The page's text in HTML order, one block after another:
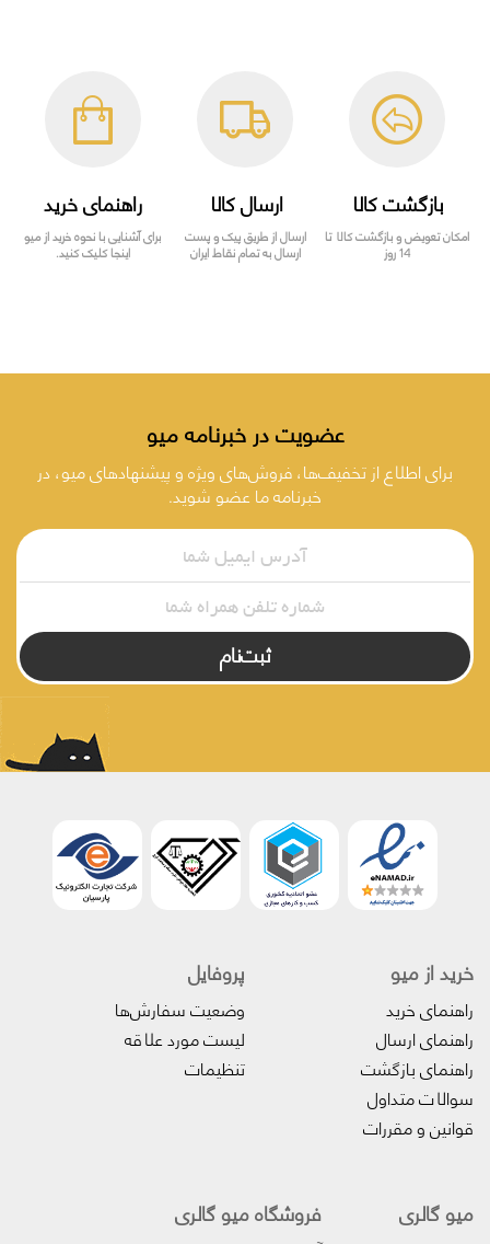
بازگشت کالا
امکان تعویض و بازگشت کالا تا
14 روز
ارسال کالا
ارسال از طریق پیک و پست
ارسال به تمام نقاط ایران
راهنمای خرید
برای آشنایی با نحوه خرید از میو
اینجا کلیک کنید.
عضویت در خبرنامه میو
برای اطلاع از تخفیف‌ها، فروش‌های ویژه و پیشنهادهای میو، در
خبرنامه ما عضو شوید.
ثبت‌نام
خرید از میو
راهنمای خرید
راهنمای ارسال
راهنمای بازگشت
سوالات متداول
قوانین و مقررات
پروفایل‌
وضعیت سفارش‌ها
لیست مورد علاقه
تنظیمات
میو گالری فروشگاه میو گالری